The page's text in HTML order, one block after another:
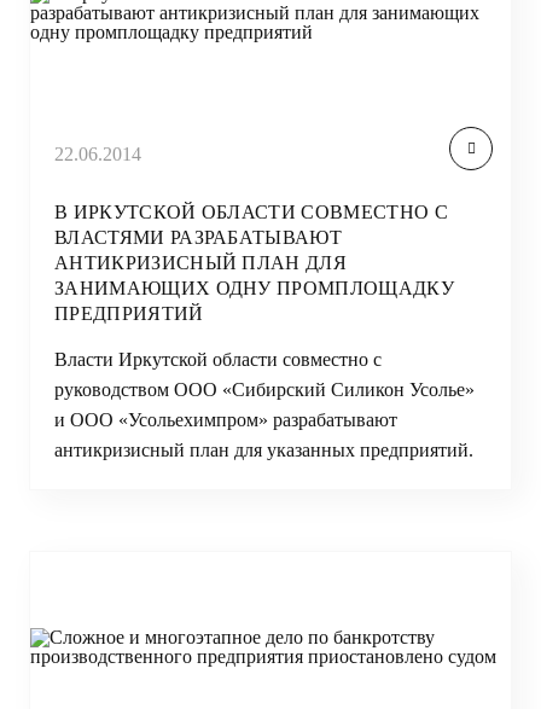
22.06.2014
В ИРКУТСКОЙ ОБЛАСТИ СОВМЕСТНО С
ВЛАСТЯМИ РАЗРАБАТЫВАЮТ
АНТИКРИЗИСНЫЙ ПЛАН ДЛЯ
ЗАНИМАЮЩИХ ОДНУ ПРОМПЛОЩАДКУ
ПРЕДПРИЯТИЙ
Власти Иркутской области совместно с
руководством ООО «Сибирский Силикон Усолье»
и ООО «Усольехимпром» разрабатывают
антикризисный план для указанных предприятий.